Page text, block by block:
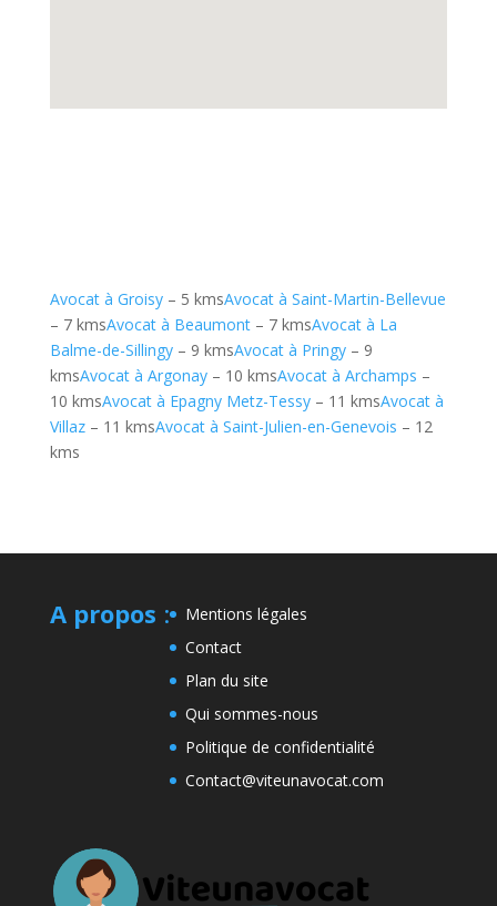
Avocat à Groisy– 5 kmsAvocat à Saint-Martin-Bellevue
– 7 kmsAvocat à Beaumont– 7 kmsAvocat à La
Balme-de-Sillingy– 9 kmsAvocat à Pringy– 9
kmsAvocat à Argonay– 10 kmsAvocat à Archamps –
10 kmsAvocat à Epagny Metz-Tessy– 11 kmsAvocat à
Villaz– 11 kmsAvocat à Saint-Julien-en-Genevois – 12
kms
A propos :
Mentions légales
Contact
Plan du site
Qui sommes-nous
Politique de confidentialité
Contact@viteunavocat.com